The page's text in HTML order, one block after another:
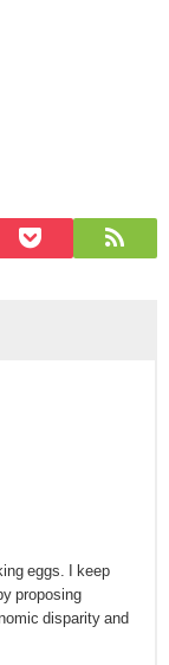
eggs. I keep
proposing
disparity and